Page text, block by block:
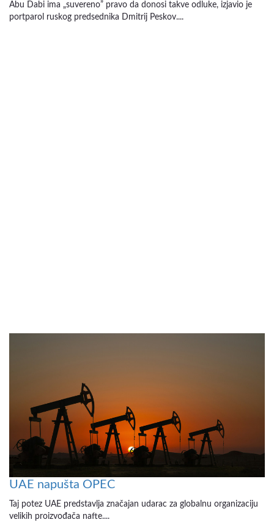
Abu Dabi ima „suvereno” pravo da donosi takve odluke, izjavio je
portparol ruskog predsednika Dmitrij Peskov....
UAE napušta OPEC
Taj potez UAE predstavlja značajan udarac za globalnu organizaciju
velikih proizvođača nafte....